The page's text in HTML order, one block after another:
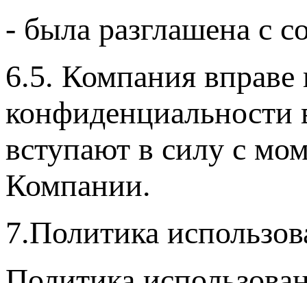
- была разглашена с
6.5. Компания вправе
конфиденциальности
вступают в силу с
Компании.
7.Политика